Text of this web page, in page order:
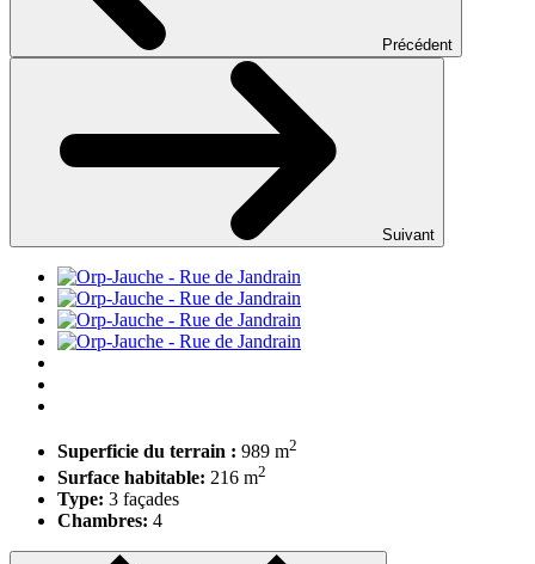
Précédent
Suivant
Superficie du terrain : 989 m2
Surface habitable: 216 m2
Type: 3 façades
Chambres: 4